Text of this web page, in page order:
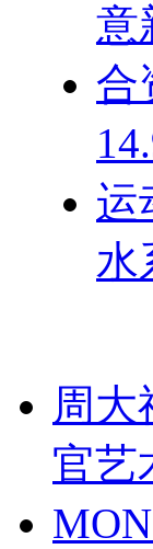
意
合
运
水
周大
官艺